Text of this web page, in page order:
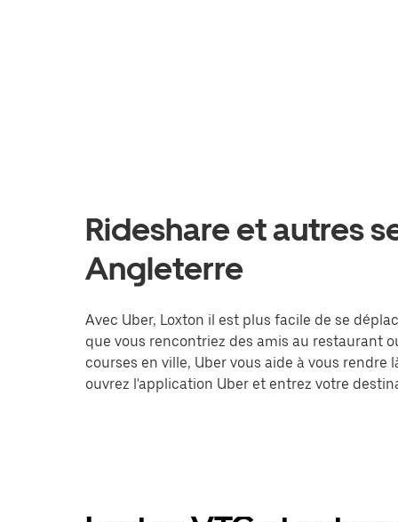
Rideshare et autres
Angleterre
Avec Uber, Loxton il est plus facile de se
que vous rencontriez des amis au restaurant
courses en ville, Uber vous aide à vous rendre
ouvrez l'application Uber et entrez votre